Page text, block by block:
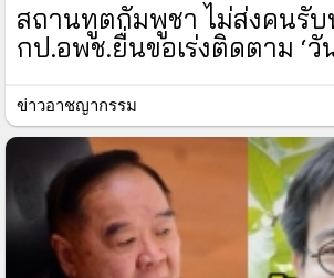
สถานทูตกัมพูชา ไม่ส่งคนรับ
กป.อพช.ยื่นขอเร่งติดตาม ‘วั
ข่าวอาชญากรรม